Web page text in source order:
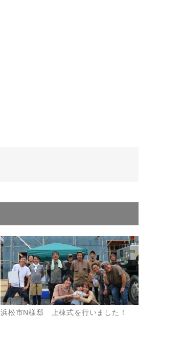
浜松市N様邸 上棟式を行いました！